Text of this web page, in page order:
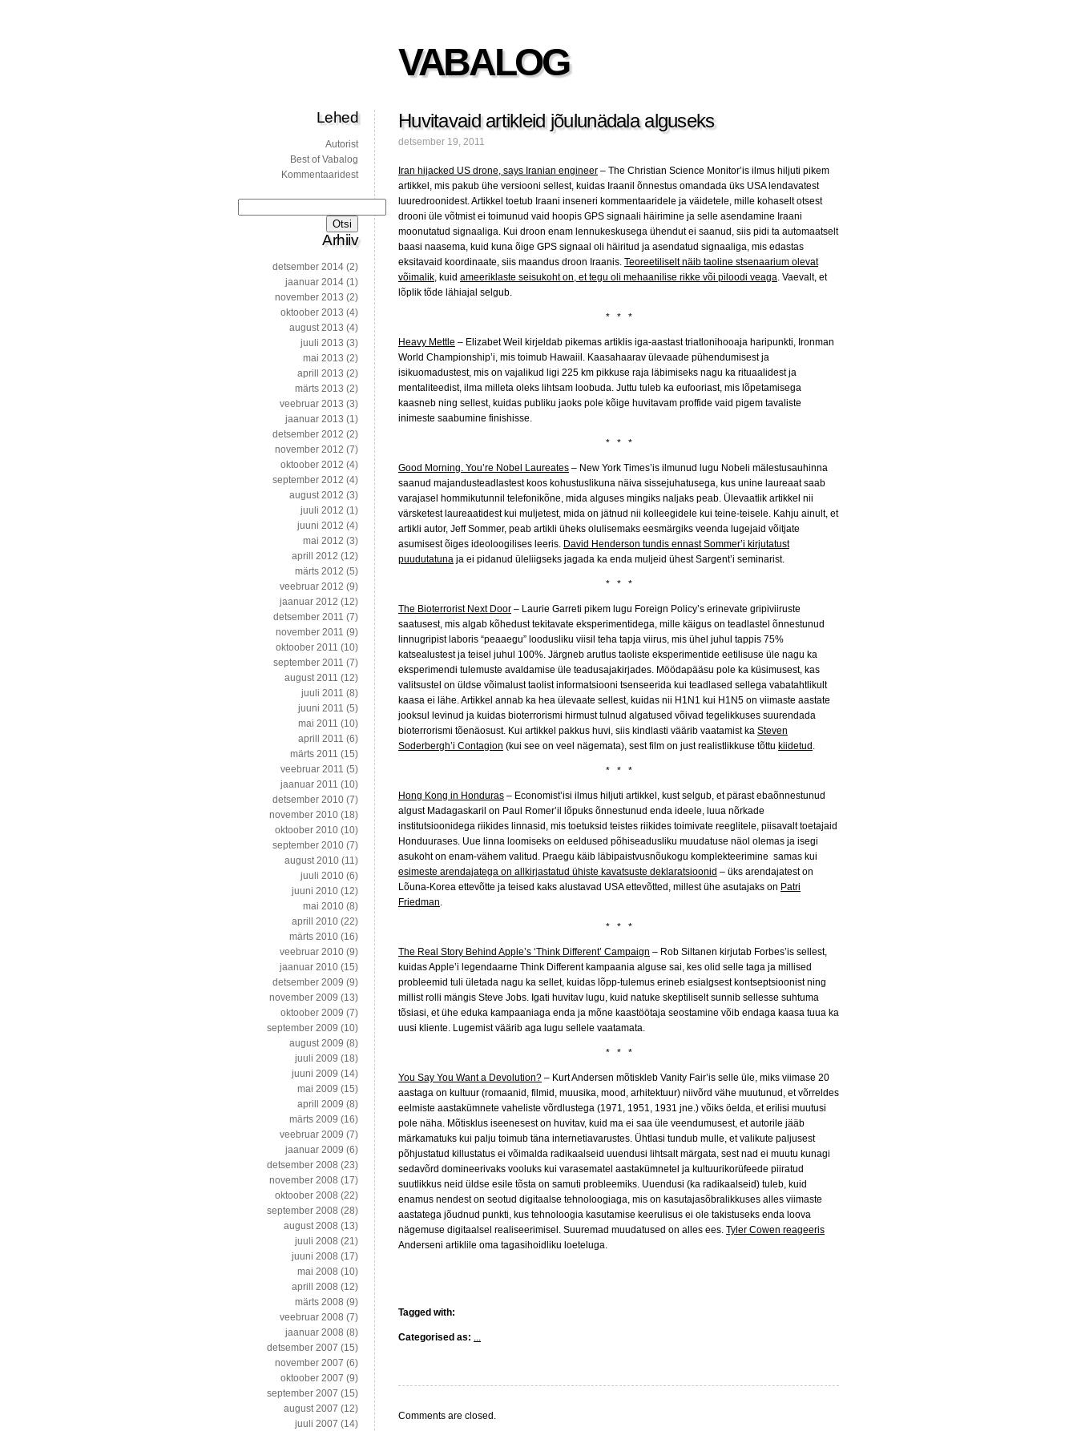
VABALOG
Huvitavaid artikleid jõulunädala alguseks
detsember 19, 2011
Iran hijacked US drone, says Iranian engineer – The Christian Science Monitor’is ilmus hiljuti pikem
artikkel, mis pakub ühe versiooni sellest, kuidas Iraanil õnnestus omandada üks USA lendavatest
luuredroonidest. Artikkel toetub Iraani inseneri kommentaaridele ja väidetele, mille kohaselt otsest
drooni üle võtmist ei toimunud vaid hoopis GPS signaali häirimine ja selle asendamine Iraani
moonutatud signaaliga. Kui droon enam lennukeskusega ühendut ei saanud, siis pidi ta automaatselt
baasi naasema, kuid kuna õige GPS signaal oli häiritud ja asendatud signaaliga, mis edastas
eksitavaid koordinaate, siis maandus droon Iraanis. Teoreetiliselt näib taoline stsenaarium olevat
võimalik, kuid ameeriklaste seisukoht on, et tegu oli mehaanilise rikke või piloodi veaga. Vaevalt, et
lõplik tõde lähiajal selgub.
* * *
Heavy Mettle – Elizabet Weil kirjeldab pikemas artiklis iga-aastast triatlonihooaja haripunkti, Ironman
World Championship’i, mis toimub Hawaiil. Kaasahaarav ülevaade pühendumisest ja
isikuomadustest, mis on vajalikud ligi 225 km pikkuse raja läbimiseks nagu ka rituaalidest ja
mentaliteedist, ilma milleta oleks lihtsam loobuda. Juttu tuleb ka eufooriast, mis lõpetamisega
kaasneb ning sellest, kuidas publiku jaoks pole kõige huvitavam proffide vaid pigem tavaliste
inimeste saabumine finishisse.
* * *
Good Morning. You’re Nobel Laureates – New York Times’is ilmunud lugu Nobeli mälestusauhinna
saanud majandusteadlastest koos kohustuslikuna näiva sissejuhatusega, kus unine laureaat saab
varajasel hommikutunnil telefonikõne, mida alguses mingiks naljaks peab. Ülevaatlik artikkel nii
värsketest laureaatidest kui muljetest, mida on jätnud nii kolleegidele kui teine-teisele. Kahju ainult, et
artikli autor, Jeff Sommer, peab artikli üheks olulisemaks eesmärgiks veenda lugejaid võitjate
asumisest õiges ideoloogilises leeris. David Henderson tundis ennast Sommer’i kirjutatust
puudutatuna ja ei pidanud üleliigseks jagada ka enda muljeid ühest Sargent’i seminarist.
* * *
The Bioterrorist Next Door – Laurie Garreti pikem lugu Foreign Policy’s erinevate gripiviiruste
saatusest, mis algab kõhedust tekitavate eksperimentidega, mille käigus on teadlastel õnnestunud
linnugripist laboris “peaaegu” loodusliku viisil teha tapja viirus, mis ühel juhul tappis 75%
katsealustest ja teisel juhul 100%. Järgneb arutlus taoliste eksperimentide eetilisuse üle nagu ka
eksperimendi tulemuste avaldamise üle teadusajakirjades. Möödapääsu pole ka küsimusest, kas
valitsustel on üldse võimalust taolist informatsiooni tsenseerida kui teadlased sellega vabatahtlikult
kaasa ei lähe. Artikkel annab ka hea ülevaate sellest, kuidas nii H1N1 kui H1N5 on viimaste aastate
jooksul levinud ja kuidas bioterrorismi hirmust tulnud algatused võivad tegelikkuses suurendada
bioterrorismi tõenäosust. Kui artikkel pakkus huvi, siis kindlasti väärib vaatamist ka Steven
Soderbergh’i Contagion (kui see on veel nägemata), sest film on just realistlikkuse tõttu kiidetud .
* * *
Hong Kong in Honduras – Economist’isi ilmus hiljuti artikkel, kust selgub, et pärast ebaõnnestunud
algust Madagaskaril on Paul Romer’il lõpuks õnnestunud enda ideele, luua nõrkade
institutsioonidega riikides linnasid, mis toetuksid teistes riikides toimivate reeglitele, piisavalt toetajaid
Honduurases. Uue linna loomiseks on eeldused põhiseadusliku muudatuse näol olemas ja isegi
asukoht on enam-vähem valitud. Praegu käib läbipaistvusnõukogu komplekteerimine samas kui
esimeste arendajatega on allkirjastatud ühiste kavatsuste deklaratsioonid – üks arendajatest on
Lõuna-Korea ettevõtte ja teised kaks alustavad USA ettevõtted, millest ühe asutajaks on Patri
Friedman.
* * *
The Real Story Behind Apple’s ‘Think Different’ Campaign – Rob Siltanen kirjutab Forbes’is sellest,
kuidas Apple’i legendaarne Think Different kampaania alguse sai, kes olid selle taga ja millised
probleemid tuli ületada nagu ka sellet, kuidas lõpp-tulemus erineb esialgsest kontseptsioonist ning
millist rolli mängis Steve Jobs. Igati huvitav lugu, kuid natuke skeptiliselt sunnib sellesse suhtuma
tõsiasi, et ühe eduka kampaaniaga enda ja mõne kaastöötaja seostamine võib endaga kaasa tuua ka
uusi kliente. Lugemist väärib aga lugu sellele vaatamata.
* * *
You Say You Want a Devolution? – Kurt Andersen mõtiskleb Vanity Fair’is selle üle, miks viimase 20
aastaga on kultuur (romaanid, filmid, muusika, mood, arhitektuur) niivõrd vähe muutunud, et võrreldes
eelmiste aastakümnete vaheliste võrdlustega (1971, 1951, 1931 jne.) võiks öelda, et erilisi muutusi
pole näha. Mõtisklus iseenesest on huvitav, kuid ma ei saa üle veendumusest, et autorile jääb
märkamatuks kui palju toimub täna internetiavarustes. Ühtlasi tundub mulle, et valikute paljusest
põhjustatud killustatus ei võimalda radikaalseid uuendusi lihtsalt märgata, sest nad ei muutu kunagi
sedavõrd domineerivaks vooluks kui varasematel aastakümnetel ja kultuurikorüfeede piiratud
suutlikkus neid üldse esile tõsta on samuti probleemiks. Uuendusi (ka radikaalseid) tuleb, kuid
enamus nendest on seotud digitaalse tehnoloogiaga, mis on kasutajasõbralikkuses alles viimaste
aastatega jõudnud punkti, kus tehnoloogia kasutamise keerulisus ei ole takistuseks enda loova
nägemuse digitaalsel realiseerimisel. Suuremad muudatused on alles ees. Tyler Cowen reageeris
Anderseni artiklile oma tagasihoidliku loeteluga.
Tagged with:
Categorised as: ...
Comments are closed.
Lehed
Autorist
Best of Vabalog
Kommentaaridest
Arhiiv
detsember 2014 (2)
jaanuar 2014 (1)
november 2013 (2)
oktoober 2013 (4)
august 2013 (4)
juuli 2013 (3)
mai 2013 (2)
aprill 2013 (2)
märts 2013 (2)
veebruar 2013 (3)
jaanuar 2013 (1)
detsember 2012 (2)
november 2012 (7)
oktoober 2012 (4)
september 2012 (4)
august 2012 (3)
juuli 2012 (1)
juuni 2012 (4)
mai 2012 (3)
aprill 2012 (12)
märts 2012 (5)
veebruar 2012 (9)
jaanuar 2012 (12)
detsember 2011 (7)
november 2011 (9)
oktoober 2011 (10)
september 2011 (7)
august 2011 (12)
juuli 2011 (8)
juuni 2011 (5)
mai 2011 (10)
aprill 2011 (6)
märts 2011 (15)
veebruar 2011 (5)
jaanuar 2011 (10)
detsember 2010 (7)
november 2010 (18)
oktoober 2010 (10)
september 2010 (7)
august 2010 (11)
juuli 2010 (6)
juuni 2010 (12)
mai 2010 (8)
aprill 2010 (22)
märts 2010 (16)
veebruar 2010 (9)
jaanuar 2010 (15)
detsember 2009 (9)
november 2009 (13)
oktoober 2009 (7)
september 2009 (10)
august 2009 (8)
juuli 2009 (18)
juuni 2009 (14)
mai 2009 (15)
aprill 2009 (8)
märts 2009 (16)
veebruar 2009 (7)
jaanuar 2009 (6)
detsember 2008 (23)
november 2008 (17)
oktoober 2008 (22)
september 2008 (28)
august 2008 (13)
juuli 2008 (21)
juuni 2008 (17)
mai 2008 (10)
aprill 2008 (12)
märts 2008 (9)
veebruar 2008 (7)
jaanuar 2008 (8)
detsember 2007 (15)
november 2007 (6)
oktoober 2007 (9)
september 2007 (15)
august 2007 (12)
juuli 2007 (14)